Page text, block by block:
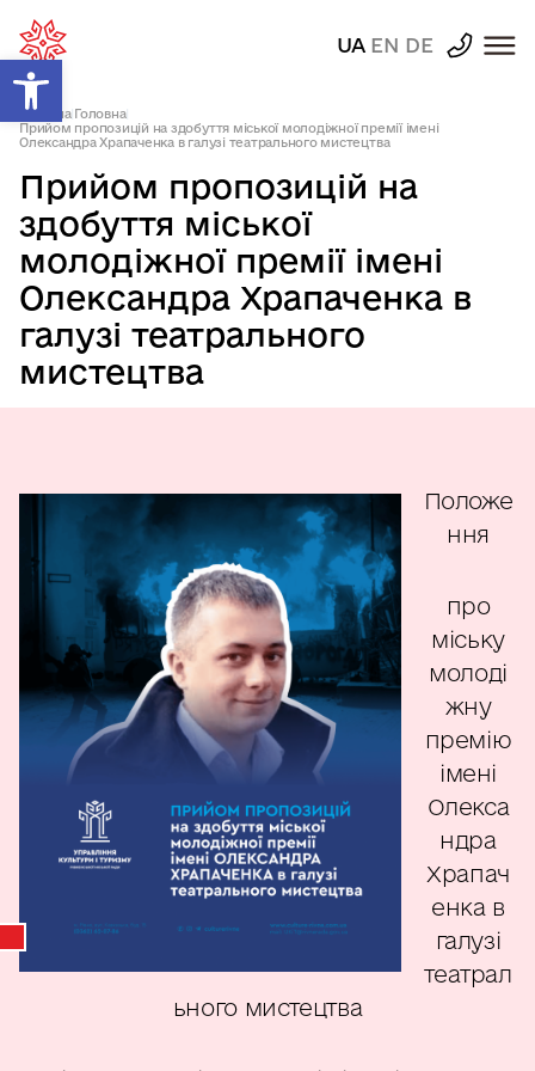
Відкрити Панель інструментів
UA EN DE
Головна| Головна|
Прийом пропозицій на здобуття міської молодіжної премії імені
Олександра Храпаченка в галузі театрального мистецтва
Прийом пропозицій на
здобуття міської
молодіжної премії імені
Олександра Храпаченка в
галузі театрального
мистецтва
Положе
ння
про
міську
молоді
жну
премію
імені
Олекса
ндра
Храпач
енка в
галузі
театрал
ьного мистецтва